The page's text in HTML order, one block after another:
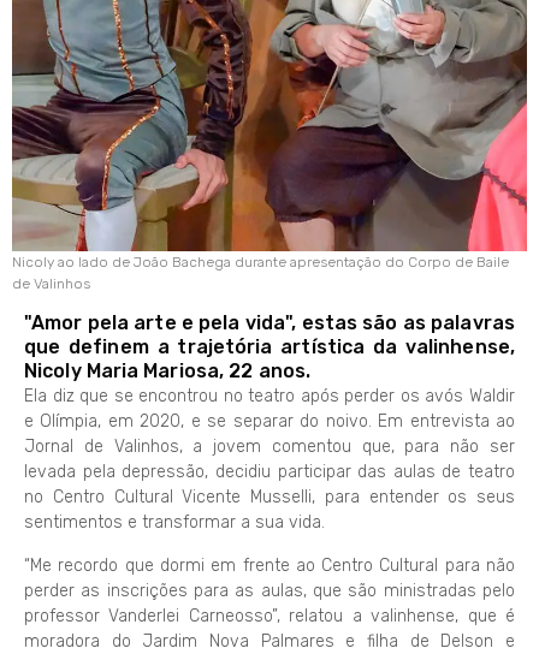
Nicoly ao lado de João Bachega durante apresentação do Corpo de Baile
de Valinhos
"Amor pela arte e pela vida", estas são as palavras
que definem a trajetória artística da valinhense,
Nicoly Maria Mariosa, 22 anos.
Ela diz que se encontrou no teatro após perder os avós Waldir
e Olímpia, em 2020, e se separar do noivo. Em entrevista ao
Jornal de Valinhos, a jovem comentou que, para não ser
levada pela depressão, decidiu participar das aulas de teatro
no Centro Cultural Vicente Musselli, para entender os seus
sentimentos e transformar a sua vida.
“Me recordo que dormi em frente ao Centro Cultural para não
perder as inscrições para as aulas, que são ministradas pelo
professor Vanderlei Carneosso”, relatou a valinhense, que é
moradora do Jardim Nova Palmares e filha de Delson e